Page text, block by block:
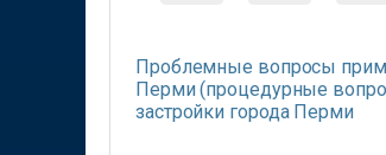
Проблемные вопросы
Перми (процедурные
застройки города Перми